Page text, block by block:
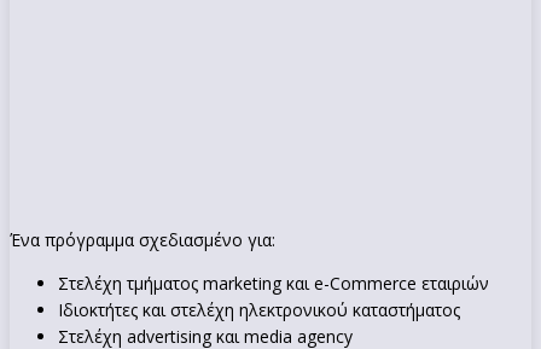
Ένα πρόγραμμα σχεδιασμένο για:
Στελέχη τμήματος marketing και e-Commerce εταιριών
Ιδιοκτήτες και στελέχη ηλεκτρονικού καταστήματος
Στελέχη advertising και media agency